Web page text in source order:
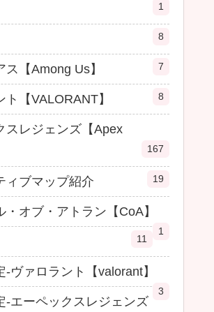
1
8
ス【Among Us】 7
ト【VALORANT】 8
スレジェンズ【Apex
167
ィブマップ紹介 19
・オブ・アトラン【CoA】
1
11
-ヴァロラント【valorant】
3
-エーペックスレジェンズ